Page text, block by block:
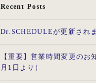
Recent Posts
Dr.SCHEDULEが更新され
【重要】営業時間変更のお
月1日より）